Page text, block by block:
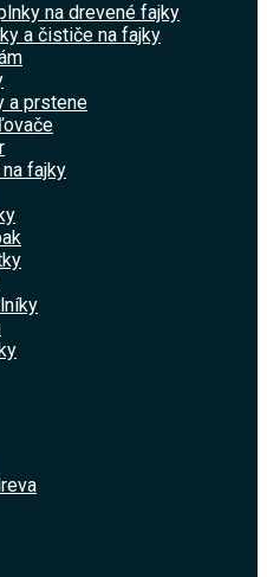
na drevené fajky
a čističe na fajky
a prstene
fajky